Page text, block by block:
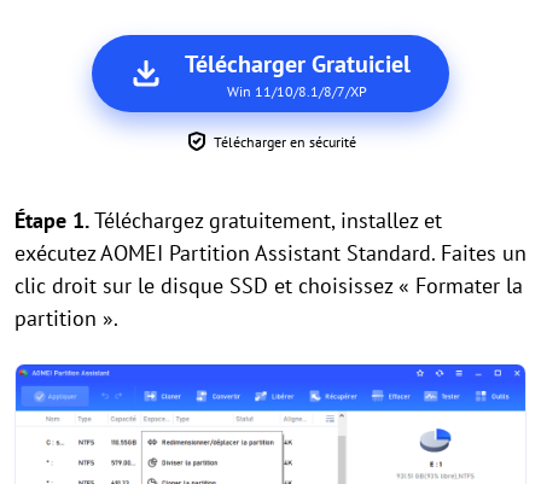
Télécharger Gratuiciel
Win 11/10/8.1/8/7/XP
Télécharger en sécurité
Étape 1.Téléchargez gratuitement, installez et
exécutez AOMEI Partition Assistant Standard. Faites un
clic droit sur le disque SSD et choisissez « Formater la
partition ».